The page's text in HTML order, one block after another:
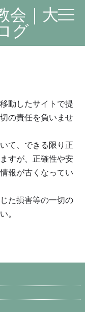
会｜大
グ
動したサイトで提
の責任を負いませ
て、できる限り正
すが、正確性や安
報が古くなってい
た損害等の一切の
。